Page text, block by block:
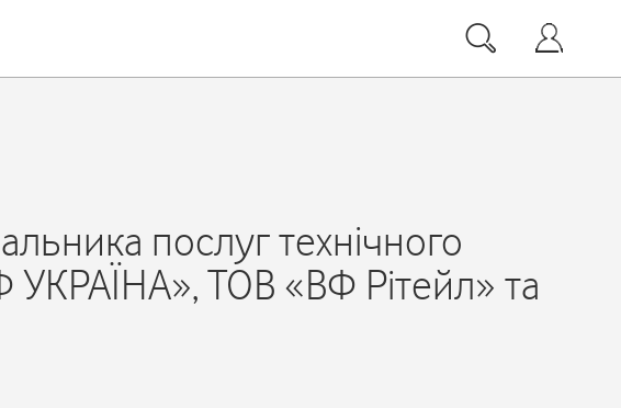
послуг технічного
ТОВ «ВФ Рітейл» та